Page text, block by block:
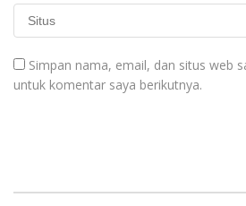
Simpan nama, email, dan situs web
untuk komentar saya berikutnya.